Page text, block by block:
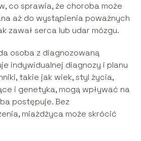
co sprawia, że choroba może
aż do wystąpienia poważnych
zawał serca lub udar mózgu.
osoba z diagnozowaną
indywidualnej diagnozy i planu
takie jak wiek, styl życia,
i genetyka, mogą wpływać na
postępuje. Bez
miażdżyca może skrócić